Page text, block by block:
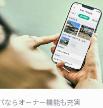
ならオーナー機能も充実